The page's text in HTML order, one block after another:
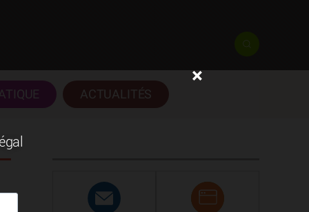
ACTUALITÉS
×